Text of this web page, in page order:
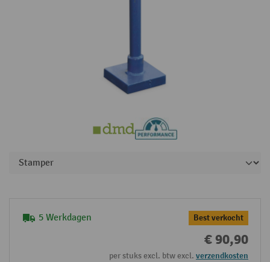
5 Werkdagen Best verkocht
€ 90,90
per stuks excl. btw excl. verzendkosten